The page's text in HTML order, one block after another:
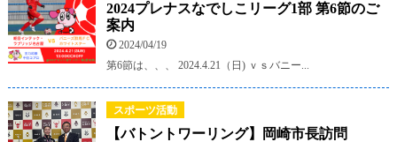
2024プレナスなでしこリーグ1部 第6節のご
案内
2024/04/19
第6節は、、、 2024.4.21（日) ｖｓバニー...
スポーツ活動
【バトントワーリング】岡崎市長訪問